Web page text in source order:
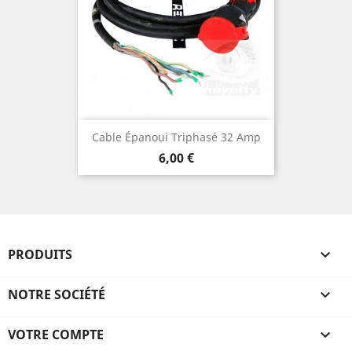
Cable Épanoui Triphasé 32 Amp
Prix
6,00 €
PRODUITS 
NOTRE SOCIÉTÉ 
VOTRE COMPTE 